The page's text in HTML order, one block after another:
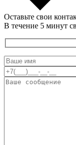
Оставьте свои
В течение 5 минут